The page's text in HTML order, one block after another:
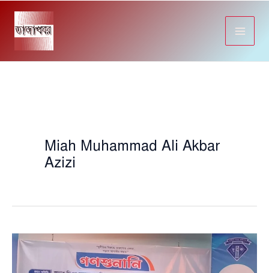
Skip
content
Miah Muhammad Ali Akbar
Azizi